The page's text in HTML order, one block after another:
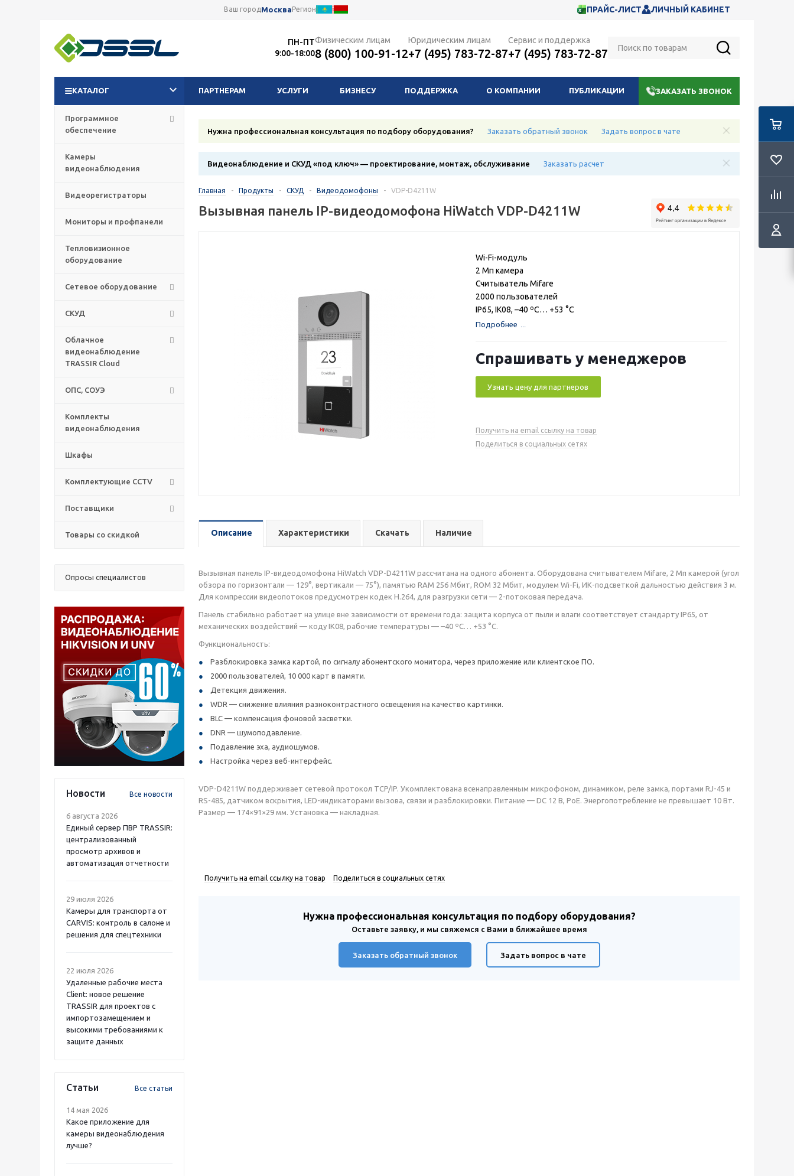
Ваш городМоскваРегион ПРАЙС-ЛИСТ ЛИЧНЫЙ КАБИНЕТ
ПН-ПТ
9:00-18:00
Физическим лицам
8 (800) 100-91-12
Юридическим лицам
+7 (495) 783-72-87
Сервис и поддержка
+7 (495) 783-72-87
КАТАЛОГ ПАРТНЕРАМ УСЛУГИ БИЗНЕСУ ПОДДЕРЖКА О КОМПАНИИ ПУБЛИКАЦИИ ЗАКАЗАТЬ ЗВОНОК
Программное
обеспечение
Камеры
видеонаблюдения
Видеорегистраторы
Мониторы и профпанели
Тепловизионное
оборудование
Сетевое оборудование
СКУД
Облачное
видеонаблюдение
TRASSIR Cloud
ОПС, СОУЭ
Комплекты
видеонаблюдения
Шкафы
Комплектующие CCTV
Поставщики
Товары со скидкой
Опросы специалистов
Новости Все новости
6 августа 2026
Единый сервер ПВР TRASSIR:
централизованный
просмотр архивов и
автоматизация отчетности
29 июля 2026
Камеры для транспорта от
CARVIS: контроль в салоне и
решения для спецтехники
22 июля 2026
Удаленные рабочие места
Client: новое решение
TRASSIR для проектов с
импортозамещением и
высокими требованиями к
защите данных
Статьи Все статьи
14 мая 2026
Какое приложение для
камеры видеонаблюдения
лучше?
Нужна профессиональная консультация по подбору оборудования? Заказать обратный звонок Задать вопрос в чате
Видеонаблюдение и СКУД «под ключ» — проектирование, монтаж, обслуживание Заказать расчет
Главная - Продукты - СКУД - Видеодомофоны - VDP-D4211W
Вызывная панель IP-видеодомофона HiWatch VDP-D4211W
Wi-Fi-модуль
2 Мп камера
Считыватель Mifare
2000 пользователей
IP65, IK08, –40 ºС… +53 °C
Подробнее
Спрашивать у менеджеров
Узнать цену для партнеров
Получить на email ссылку на товар
Поделиться в социальных сетях
Описание Характеристики Скачать Наличие
Вызывная панель IP-видеодомофона HiWatch VDP-D4211W рассчитана на одного абонента. Оборудована считывателем Mifare, 2 Мп камерой (угол
обзора по горизонтали — 129°, вертикали — 75°), памятью RAM 256 Мбит, ROM 32 Мбит, модулем Wi-Fi, ИК-подсветкой дальностью действия 3 м.
Для компрессии видеопотоков предусмотрен кодек H.264, для разгрузки сети — 2-потоковая передача.
Панель стабильно работает на улице вне зависимости от времени года: защита корпуса от пыли и влаги соответствует стандарту IP65, от
механических воздействий — коду IK08, рабочие температуры — –40 ºС… +53 °C.
Функциональность:
Разблокировка замка картой, по сигналу абонентского монитора, через приложение или клиентское ПО.
2000 пользователей, 10 000 карт в памяти.
Детекция движения.
WDR — снижение влияния разноконтрастного освещения на качество картинки.
BLC — компенсация фоновой засветки.
DNR — шумоподавление.
Подавление эха, аудиошумов.
Настройка через веб-интерфейс.
VDP-D4211W поддерживает сетевой протокол TCP/IP. Укомплектована всенаправленным микрофоном, динамиком, реле замка, портами RJ-45 и
RS-485, датчиком вскрытия, LED-индикаторами вызова, связи и разблокировки. Питание — DС 12 В, РоЕ. Энергопотребление не превышает 10 Вт.
Размер — 174×91×29 мм. Установка — накладная.
Получить на email ссылку на товар Поделиться в социальных сетях
Нужна профессиональная консультация по подбору оборудования?
Оставьте заявку, и мы свяжемся с Вами в ближайшее время
Заказать обратный звонок Задать вопрос в чате